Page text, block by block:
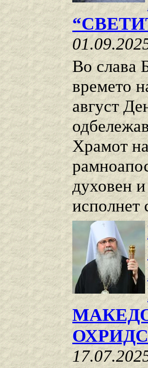
Во слава
времето
август
Храмот
духовен